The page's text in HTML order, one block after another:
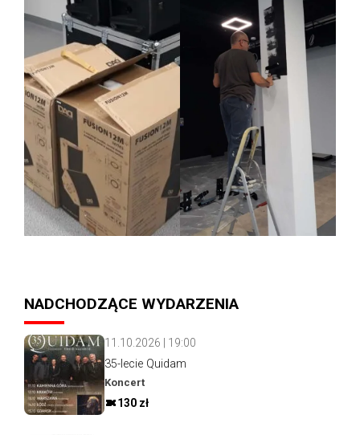
NADCHODZĄCE WYDARZENIA
11.10.2026 | 19:00
35-lecie Quidam
Koncert
130 zł